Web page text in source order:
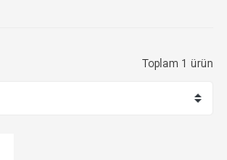
Toplam 1 ürün